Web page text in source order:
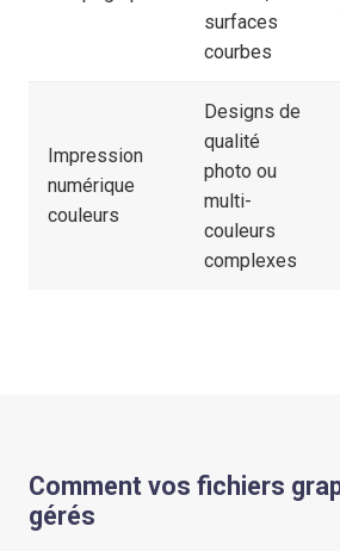
surfaces
courbes
Impression
numérique
couleurs
Designs de
qualité
photo ou
multi-
couleurs
complexes
Comment vos fichiers
gérés